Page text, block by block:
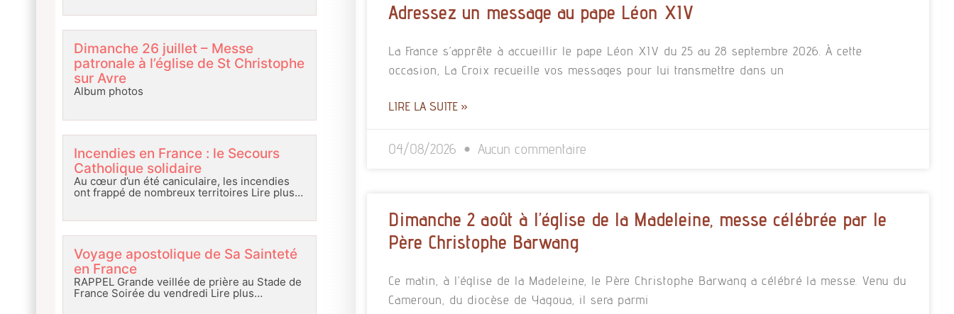
Dimanche 26 juillet – Messe
patronale à l’église de St Christophe
sur Avre
Album photos
Incendies en France : le Secours
Catholique solidaire
Au cœur d’un été caniculaire, les incendies
ont frappé de nombreux territoires Lire plus…
Voyage apostolique de Sa Sainteté
en France
RAPPEL Grande veillée de prière au Stade de
France Soirée du vendredi Lire plus…
Adressez un message au pape Léon XIV
La France s’apprête à accueillir le pape Léon XIV du 25 au 28 septembre 2026. À cette
occasion, La Croix recueille vos messages pour lui transmettre dans un
LIRE LA SUITE »
04/08/2026 Aucun commentaire
Dimanche 2 août à l’église de la Madeleine, messe célébrée par le
Père Christophe Barwang
Ce matin, à l’église de la Madeleine, le Père Christophe Barwang a célébré la messe. Venu du
Cameroun, du diocèse de Yagoua, il sera parmi